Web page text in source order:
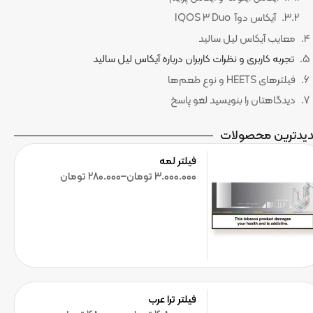
آیکاس دوآ IQOS 3 Duo
معایب آیکاس لیل سالید
تجربه کاربری و نظرات کاربران درباره آیکاس لیل سالید
فیلترهای HEETS و نوع طعم‌ها
دیدگاهتان را بنویسید لغو پاسخ
محصولات
فیلتر لمه
3.000.000تومان–
280.000تومان
فیلتر ترا عرب